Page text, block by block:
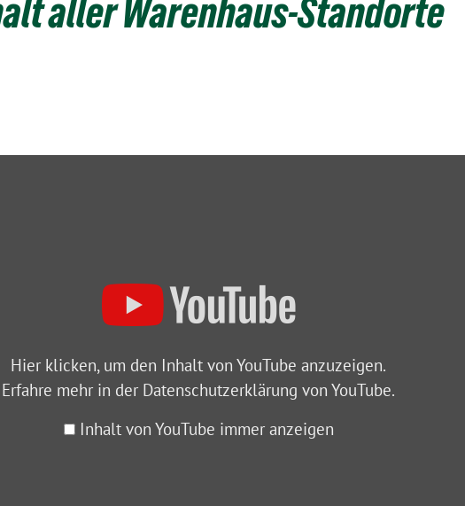
aller Warenhaus-Standorte
Hier klicken, um den Inhalt von YouTube anzuzeigen.
Erfahre mehr in der Datenschutzerklärung von YouTube.
Inhalt von YouTube immer anzeigen